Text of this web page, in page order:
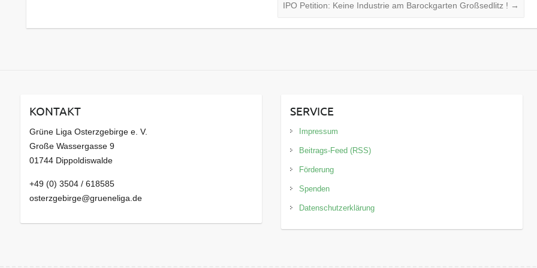
IPO Petition: Keine Industrie am Barockgarten Großsedlitz ! →
KONTAKT
Grüne Liga Osterzgebirge e. V.
Große Wassergasse 9
01744 Dippoldiswalde
+49 (0) 3504 / 618585
osterzgebirge@grueneliga.de
SERVICE
Impressum
Beitrags-Feed (RSS)
Förderung
Spenden
Datenschutzerklärung